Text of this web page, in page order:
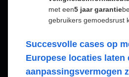
met een5 jaar garantie
gebruikers gemoedsrust
Succesvolle cases op
Europese locaties laten
aanpassingsvermogen